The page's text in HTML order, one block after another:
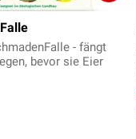
- fängt
bevor sie Eier